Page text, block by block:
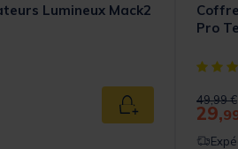
Lumineux Mack2
Ajouter au panier
Pro
[object
Price
49,99 €
29,